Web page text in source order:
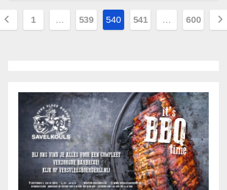
1 … 539 540 541 … 600